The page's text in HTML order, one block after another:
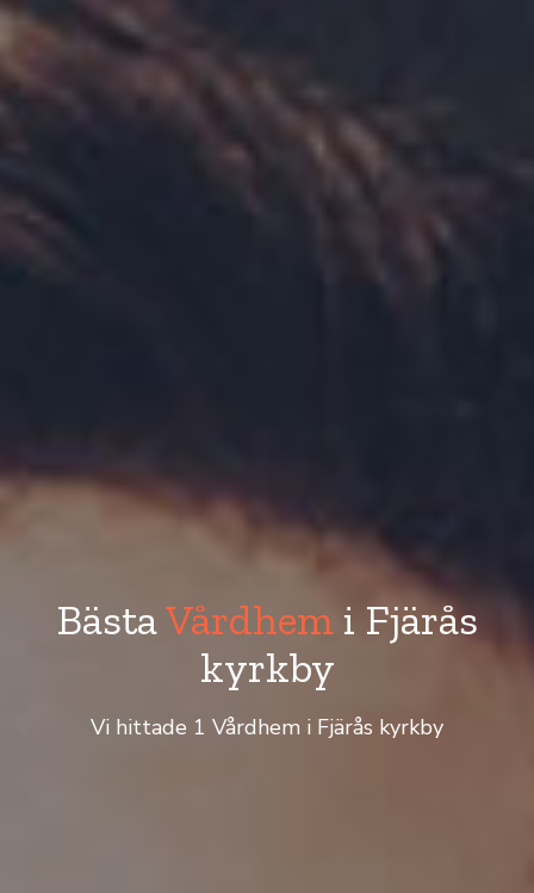
BästaVårdhem i Fjärås
kyrkby
Vi hittade 1 Vårdhem i Fjärås kyrkby